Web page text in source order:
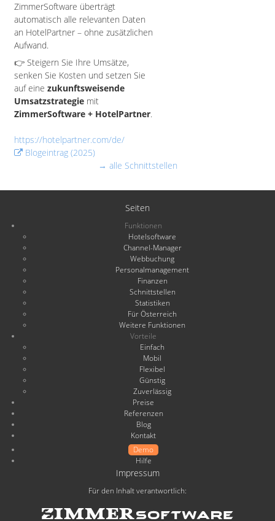
ZimmerSoftware überträgt
automatisch alle relevanten Daten
an HotelPartner – ohne zusätzlichen
Aufwand.
👉 Steigern Sie Ihre Umsätze,
senken Sie Kosten und setzen Sie
auf eine zukunftsweisende
Umsatzstrategie mit
ZimmerSoftware + HotelPartner.
https://hotelpartner.com/de/
Blogeintrag (2025)
→ alle Schnittstellen
Seiten
Funktionen
Hotelsoftware
Channel-Manager
Webbuchung
Personalmanagement
Finanzen
Schnittstellen
Statistiken
Für Österreich
Weitere Funktionen
Vorteile
Einfach
Mobil
Flexibel
Günstig
Zuverlässig
Preise
Referenzen
Blog
Kontakt
Demo
Hilfe
Impressum
Für den Inhalt verantwortlich: